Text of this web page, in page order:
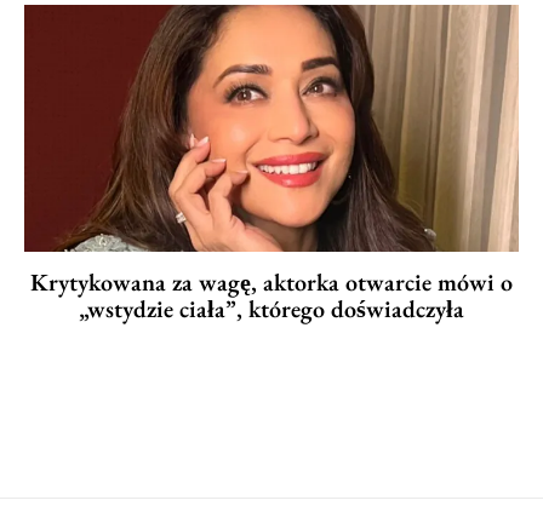
Krytykowana za wagę, aktorka otwarcie mówi o
„wstydzie ciała”, którego doświadczyła